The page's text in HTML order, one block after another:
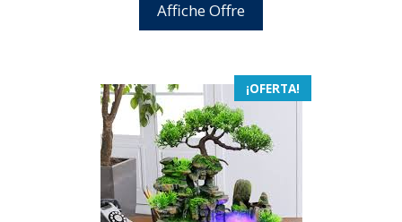
Affiche Offre
¡OFERTA!